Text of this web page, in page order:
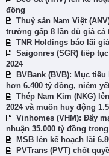
đồng
Thuỷ sản Nam Việt
trưởng gấp 8 lần dù giá cá
TNR Holdings báo lãi
Saigonres (SGR) tiếp
2024
BVBank (BVB): Mục
hơn 6.400 tỷ đồng, niêm
Thép Nam Kim (NKG)
2024 và muốn huy động
Vinhomes (VHM): Đẩy
nhuận 35.000 tỷ đồng
MSB lên kế hoạch lãi
PVTrans (PVT) chốt